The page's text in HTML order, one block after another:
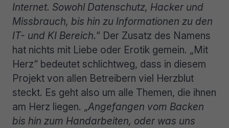
Internet. Sowohl Datenschutz, Hacker und
Missbrauch, bis hin zu Informationen zu den
IT- und KI Bereich.“ Der Zusatz des Namens
hat nichts mit Liebe oder Erotik gemein. „Mit
Herz“ bedeutet schlichtweg, dass in diesem
Projekt von allen Betreibern viel Herzblut
steckt. Es geht also um alle Themen, die ihnen
am Herz liegen. „Angefangen vom Backen
bis hin zum Handarbeiten, oder was uns